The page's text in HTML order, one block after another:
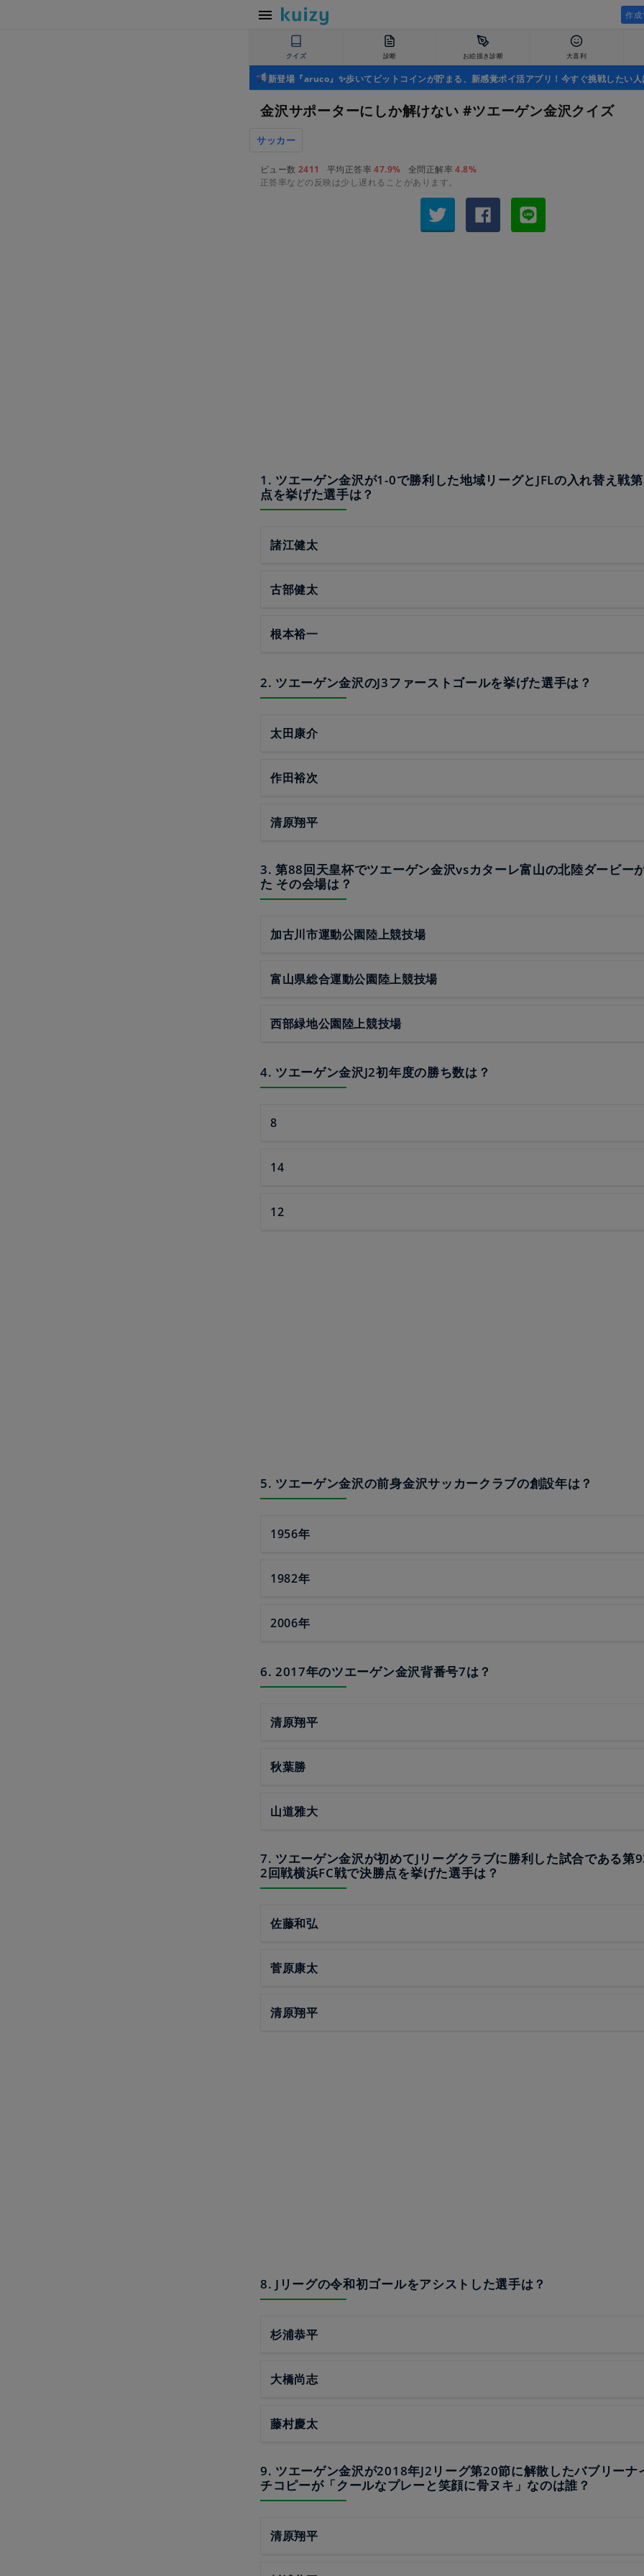
作成
クイズ 診断 お絵描き診断 大喜利
新登場『aruco』✨歩いてビットコインが貯まる、新感覚ポイ活アプリ！今すぐ挑戦したい人
金沢サポーターにしか解けない #ツエーゲン金沢クイズ
サッカー
ビュー数 2411 平均正答率47.9% 全問正解率4.8%
正答率などの反映は少し遅れることがあります。
1. ツエーゲン金沢が1-0で勝利した地域リーグとJFLの入れ替え戦
点を挙げた選手は？
諸江健太
古部健太
根本裕一
2. ツエーゲン金沢のJ3ファーストゴールを挙げた選手は？
太田康介
作田裕次
清原翔平
3. 第88回天皇杯でツエーゲン金沢vsカターレ富山の北陸ダービー
た その会場は？
加古川市運動公園陸上競技場
富山県総合運動公園陸上競技場
西部緑地公園陸上競技場
4. ツエーゲン金沢J2初年度の勝ち数は？
8
14
12
5. ツエーゲン金沢の前身金沢サッカークラブの創設年は？
1956年
1982年
2006年
6. 2017年のツエーゲン金沢背番号7は？
清原翔平
秋葉勝
山道雅大
7. ツエーゲン金沢が初めてJリーグクラブに勝利した試合である第
2回戦横浜FC戦で決勝点を挙げた選手は？
佐藤和弘
菅原康太
清原翔平
8. Jリーグの令和初ゴールをアシストした選手は？
杉浦恭平
大橋尚志
藤村慶太
9. ツエーゲン金沢が2018年J2リーグ第20節に解散したバブリーナ
チコピーが「クールなプレーと笑顔に骨ヌキ」なのは誰？
清原翔平